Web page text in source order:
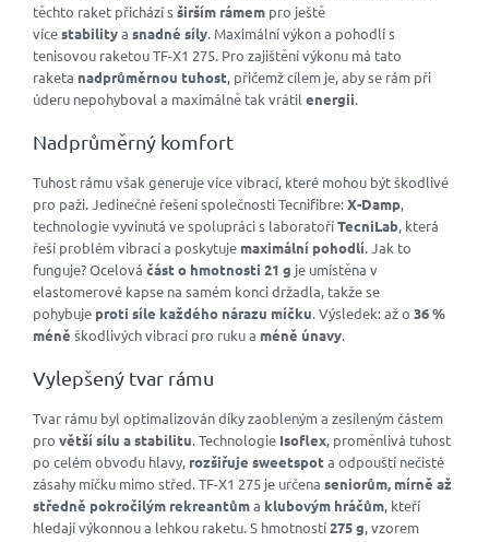
těchto raket přichází sširším rámem pro ještě
vícestabilitya snadné síly. Maximální výkon a pohodlí s
tenisovou raketou TF-X1 275. Pro zajištění výkonu má tato
raketa nadprůměrnou tuhost, přičemž cílem je, aby se rám při
úderu nepohyboval a maximálně tak vrátil energii.
Nadprůměrný komfort
Tuhost rámu však generuje více vibrací, které mohou být škodlivé
pro paži. Jedinečné řešení společnosti Tecnifibre:X-Damp,
technologie vyvinutá ve spolupráci s laboratoříTecniLab, která
řeší problém vibrací a poskytuje maximální pohodlí. Jak to
funguje? Ocelová část o hmotnosti 21 g je umístěna v
elastomerové kapse na samém konci držadla, takže se
pohybuje proti síle každého nárazu míčku. Výsledek: až o 36 %
méně škodlivých vibrací pro ruku a méně únavy.
Vylepšený tvar rámu
Tvar rámu byl optimalizován díky zaobleným a zesíleným částem
pro větší sílu a stabilitu. Technologie Isoflex, proměnlivá tuhost
po celém obvodu hlavy, rozšiřuje sweetspota odpouští nečisté
zásahy míčku mimo střed. TF-X1 275 je určena seniorům, mírně až
středně pokročilým rekreantůma klubovým hráčům, kteří
hledají výkonnou a lehkou raketu. S hmotností275 g, vzorem